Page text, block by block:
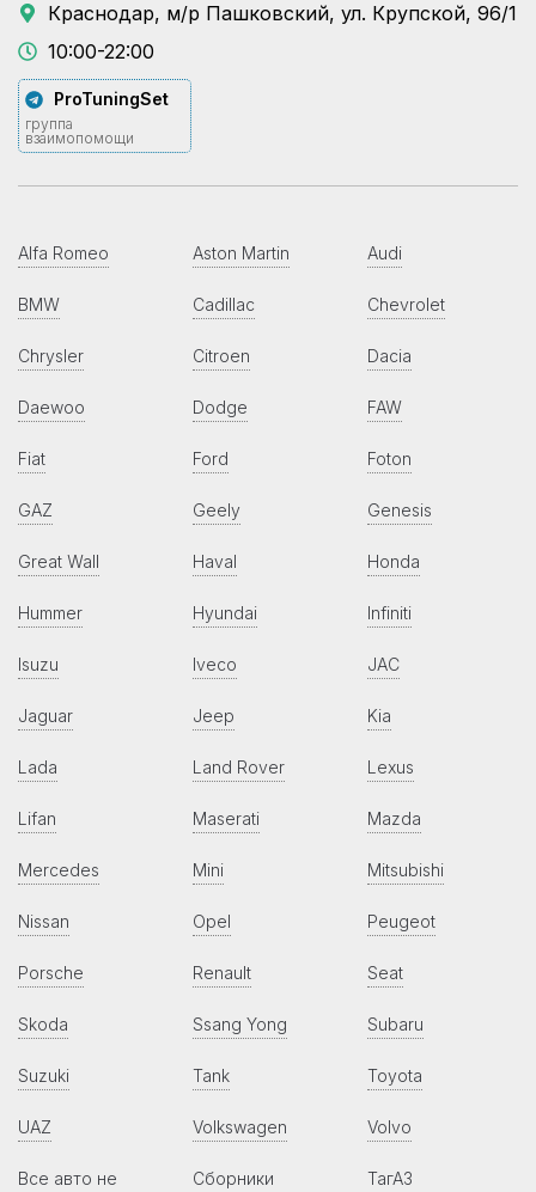
Краснодар, м/р Пашковский, ул. Крупской, 96/1
10:00-22:00
ProTuningSet
группа
взаимопомощи
Alfa Romeo Aston Martin Audi
BMW Cadillac Chevrolet
Chrysler Citroen Dacia
Daewoo Dodge FAW
Fiat Ford Foton
GAZ Geely Genesis
Great Wall Haval Honda
Hummer Hyundai Infiniti
Isuzu Iveco JAC
Jaguar Jeep Kia
Lada Land Rover Lexus
Lifan Maserati Mazda
Mercedes Mini Mitsubishi
Nissan Opel Peugeot
Porsche Renault Seat
Skoda Ssang Yong Subaru
Suzuki Tank Toyota
UAZ Volkswagen Volvo
Все авто не Сборники ТагАЗ